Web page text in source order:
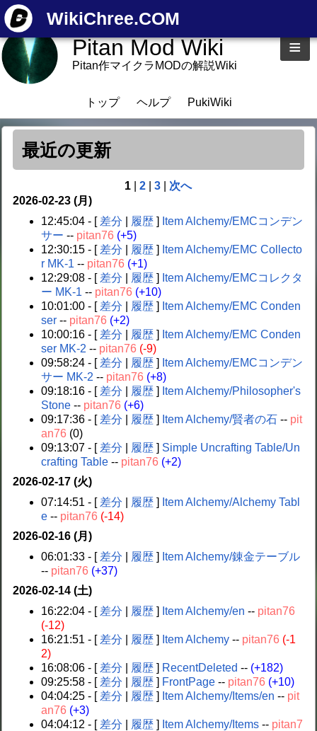
WikiChree.COM
Pitan Mod Wiki
Pitan作マイクラMODの解説Wiki
≡
トップ ヘルプ PukiWiki
最近の更新
1 |2 |3
次へ
2026-02-23 (月)
12:45:04 - [ 差分 履歴 ] Item Alchemy/EMCコンデン
サー -- pitan76 (+5)
12:30:15 - [ 差分 履歴 ] Item Alchemy/EMC Collecto
r MK-1 -- pitan76 (+1)
12:29:08 - [ 差分 履歴 ] Item Alchemy/EMCコレクタ
ー MK-1 -- pitan76 (+10)
10:01:00 - [ 差分 履歴 ] Item Alchemy/EMC Conden
ser -- pitan76 (+2)
10:00:16 - [ 差分 履歴 ] Item Alchemy/EMC Conden
ser MK-2 -- pitan76 (-9)
09:58:24 - [ 差分 履歴 ] Item Alchemy/EMCコンデン
サー MK-2 -- pitan76 (+8)
09:18:16 - [ 差分 履歴 ] Item Alchemy/Philosopher's
Stone -- pitan76 (+6)
09:17:36 - [ 差分 履歴 ] Item Alchemy/賢者の石 -- pit
an76 (0)
09:13:07 - [ 差分 履歴 ] Simple Uncrafting Table/Un
crafting Table -- pitan76 (+2)
2026-02-17 (火)
07:14:51 - [ 差分 履歴 ] Item Alchemy/Alchemy Tabl
e -- pitan76 (-14)
2026-02-16 (月)
06:01:33 - [ 差分 履歴 ] Item Alchemy/錬金テーブル
-- pitan76 (+37)
2026-02-14 (土)
16:22:04 - [ 差分 履歴 ] Item Alchemy/en -- pitan76
(-12)
16:21:51 - [ 差分 履歴 ] Item Alchemy -- pitan76 (-1
2)
16:08:06 - [ 差分 履歴 ] RecentDeleted -- (+182)
09:25:58 - [ 差分 履歴 ] FrontPage -- pitan76 (+10)
04:04:25 - [ 差分 履歴 ] Item Alchemy/Items/en -- pit
an76 (+3)
04:04:12 - [ 差分 履歴 ] Item Alchemy/Items -- pitan7